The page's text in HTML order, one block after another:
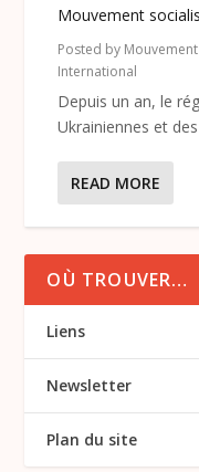
Posted by
International
Depuis un an, le
Ukrainiennes et
READ MORE
OÙ TROUVER…
Liens
Newsletter
Plan du site